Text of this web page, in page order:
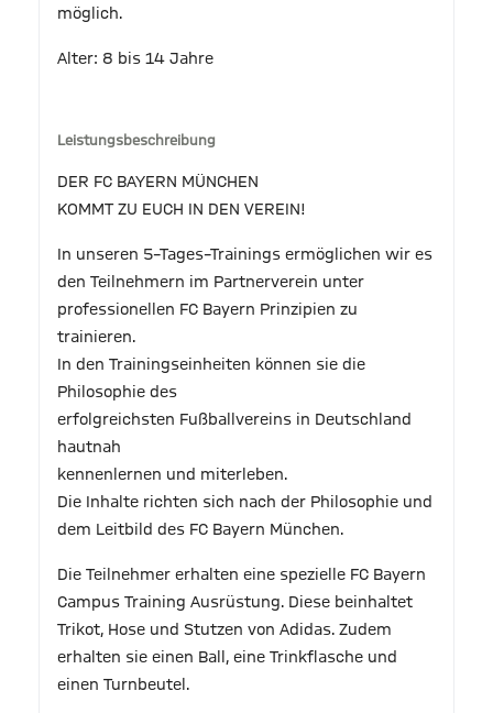
möglich.
Alter: 8 bis 14 Jahre
Leistungsbeschreibung
DER FC BAYERN MÜNCHEN
KOMMT ZU EUCH IN DEN VEREIN!
In unseren 5–Tages–Trainings ermöglichen wir es
den Teilnehmern im Partnerverein unter
professionellen FC Bayern Prinzipien zu
trainieren.
In den Trainingseinheiten können sie die
Philosophie des
erfolgreichsten Fußballvereins in Deutschland
hautnah
kennenlernen und miterleben.
Die Inhalte richten sich nach der Philosophie und
dem Leitbild des FC Bayern München.
Die Teilnehmer erhalten eine spezielle FC Bayern
Campus Training Ausrüstung. Diese beinhaltet
Trikot, Hose und Stutzen von Adidas. Zudem
erhalten sie einen Ball, eine Trinkflasche und
einen Turnbeutel.